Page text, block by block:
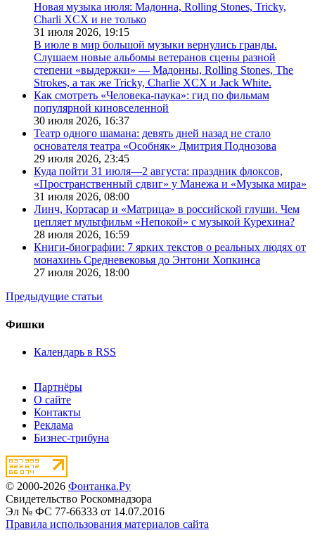
Новая музыка июля: Мадонна, Rolling Stones, Tricky,
Charli XCX и не только
31 июля 2026, 19:15
В июле в мир большой музыки вернулись гранды.
Слушаем новые альбомы ветеранов сцены разной
степени «выдержки» — Мадонны, Rolling Stones, The
Strokes, а так же Tricky, Charlie XCX и Jack White.
Как смотреть «Человека-паука»: гид по фильмам
популярной киновселенной
30 июля 2026, 16:37
Театр одного шамана: девять дней назад не стало
основателя театра «Особняк» Дмитрия Поднозова
29 июля 2026, 23:45
Куда пойти 31 июля—2 августа: праздник флоксов,
«Пространственный сдвиг» у Манежа и «Музыка мира»
31 июля 2026, 08:00
Линч, Кортасар и «Матрица» в российской глуши. Чем
цепляет мультфильм «Непокой» с музыкой Курехина?
28 июля 2026, 16:59
Книги-биографии: 7 ярких текстов о реальных людях от
монахинь Средневековья до Энтони Хопкинса
27 июля 2026, 18:00
Предыдущие статьи
Фишки
Календарь в RSS
Партнёры
О сайте
Контакты
Реклама
Бизнес-трибуна
© 2000-2026 Фонтанка.Ру
Свидетельство Роскомнадзора
Эл № ФС 77-66333 от 14.07.2016
Правила использования материалов сайта